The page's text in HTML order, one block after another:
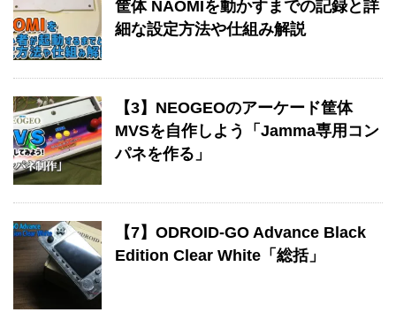
筐体 NAOMIを動かすまでの記録と詳
細な設定方法や仕組み解説
【3】NEOGEOのアーケード筐体
MVSを自作しよう「Jamma専用コン
パネを作る」
【7】ODROID-GO Advance Black
Edition Clear White「総括」